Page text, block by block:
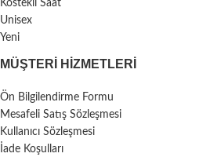
Köstekli Saat
Unisex
Yeni
MÜŞTERI HIZMETLERI
Ön Bilgilendirme Formu
Mesafeli Satış Sözleşmesi
Kullanıcı Sözleşmesi
İade Koşulları